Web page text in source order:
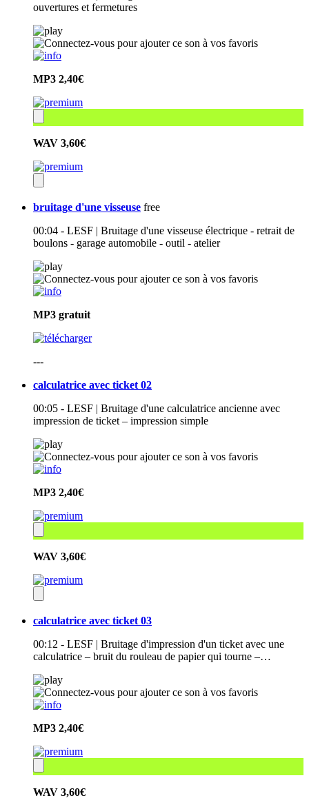
ouvertures et fermetures
MP3 2,40€
WAV 3,60€
bruitage d'une visseuse free
00:04 - LESF | Bruitage d'une visseuse électrique - retrait de
boulons - garage automobile - outil - atelier
MP3 gratuit
---
calculatrice avec ticket 02
00:05 - LESF | Bruitage d'une calculatrice ancienne avec
impression de ticket – impression simple
MP3 2,40€
WAV 3,60€
calculatrice avec ticket 03
00:12 - LESF | Bruitage d'impression d'un ticket avec une
calculatrice – bruit du rouleau de papier qui tourne –…
MP3 2,40€
WAV 3,60€